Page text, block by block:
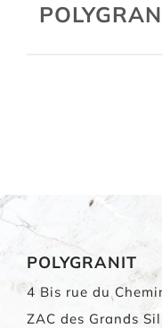
POLYGRANIT
4 Bis rue du
ZAC des Grands